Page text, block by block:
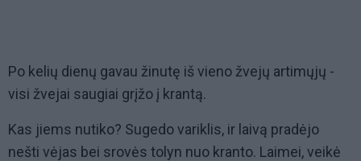
Po kelių dienų gavau žinutę iš vieno žvejų artimųjų -
visi žvejai saugiai grįžo į krantą.
Kas jiems nutiko? Sugedo variklis, ir laivą pradėjo
nešti vėjas bei srovės tolyn nuo kranto. Laimei, veikė